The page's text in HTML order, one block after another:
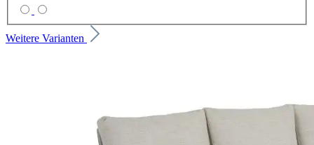
Weitere Varianten